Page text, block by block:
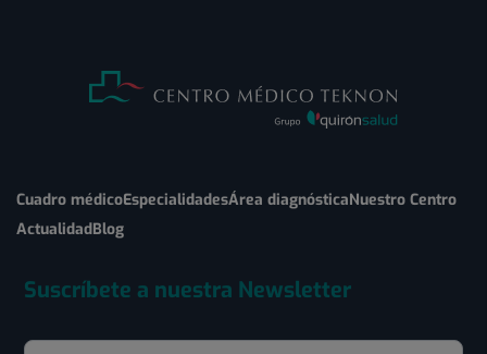
Cuadro médicoEspecialidadesÁrea diagnósticaNuestro Centro
ActualidadBlog
Suscríbete a nuestra Newsletter